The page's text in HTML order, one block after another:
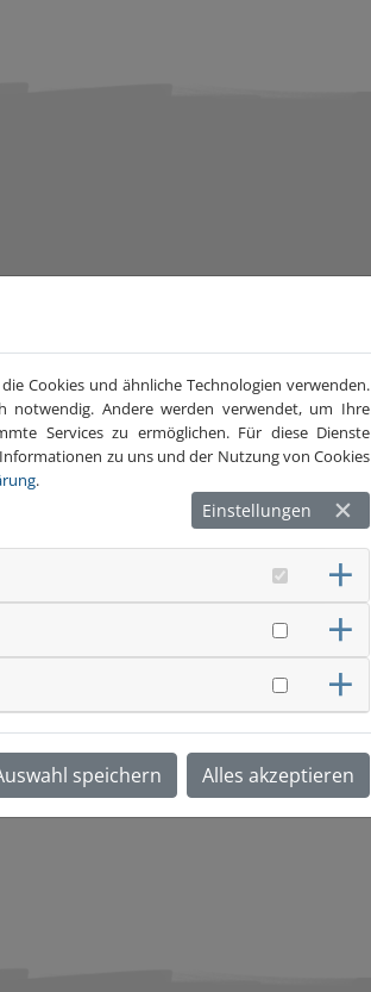
kürzere Bauzeiten.
Bodenbelag verringern sich erheblich.
Schallschutz und Belastung.
Cookies und ähnliche Technologien verwenden.
notwendig. Andere werden verwendet, um Ihre
Services zu ermöglichen. Für diese Dienste
zu uns und der Nutzung von Cookies
.
Einstellungen
speichern Alles akzeptieren